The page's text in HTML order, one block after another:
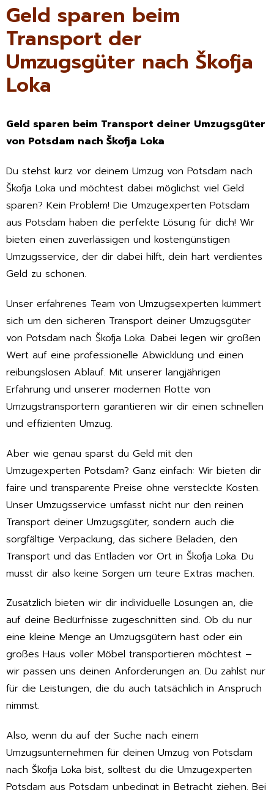
Geld sparen beim
Transport der
Umzugsgüter nach Škofja
Loka
Geld sparen beim Transport deiner Umzugsgüter
von Potsdam nach Škofja Loka
Du stehst kurz vor deinem Umzug von Potsdam nach
Škofja Loka und möchtest dabei möglichst viel Geld
sparen? Kein Problem! Die Umzugexperten Potsdam
aus Potsdam haben die perfekte Lösung für dich! Wir
bieten einen zuverlässigen und kostengünstigen
Umzugsservice, der dir dabei hilft, dein hart verdientes
Geld zu schonen.
Unser erfahrenes Team von Umzugsexperten kümmert
sich um den sicheren Transport deiner Umzugsgüter
von Potsdam nach Škofja Loka. Dabei legen wir großen
Wert auf eine professionelle Abwicklung und einen
reibungslosen Ablauf. Mit unserer langjährigen
Erfahrung und unserer modernen Flotte von
Umzugstransportern garantieren wir dir einen schnellen
und effizienten Umzug.
Aber wie genau sparst du Geld mit den
Umzugexperten Potsdam? Ganz einfach: Wir bieten dir
faire und transparente Preise ohne versteckte Kosten.
Unser Umzugsservice umfasst nicht nur den reinen
Transport deiner Umzugsgüter, sondern auch die
sorgfältige Verpackung, das sichere Beladen, den
Transport und das Entladen vor Ort in Škofja Loka. Du
musst dir also keine Sorgen um teure Extras machen.
Zusätzlich bieten wir dir individuelle Lösungen an, die
auf deine Bedürfnisse zugeschnitten sind. Ob du nur
eine kleine Menge an Umzugsgütern hast oder ein
großes Haus voller Möbel transportieren möchtest –
wir passen uns deinen Anforderungen an. Du zahlst nur
für die Leistungen, die du auch tatsächlich in Anspruch
nimmst.
Also, wenn du auf der Suche nach einem
Umzugsunternehmen für deinen Umzug von Potsdam
nach Škofja Loka bist, solltest du die Umzugexperten